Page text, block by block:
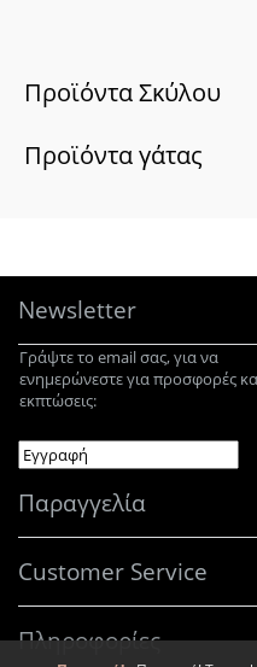
Προϊόντα Σκύλου
Προϊόντα γάτας
Newsletter
Γράψτε το email σας, για να
ενημερώνεστε για προσφορές κα
εκπτώσεις:
Παραγγελία
Customer Service
Πληροφορίες